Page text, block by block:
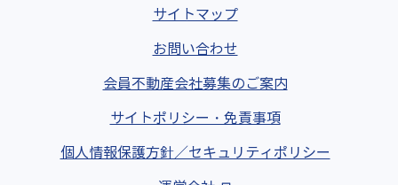
サイトマップ
お問い合わせ
会員不動産会社募集のご案内
サイトポリシー・免責事項
個人情報保護方針／セキュリティポリシー